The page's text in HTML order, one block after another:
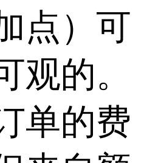
点）可
观的。
单的费